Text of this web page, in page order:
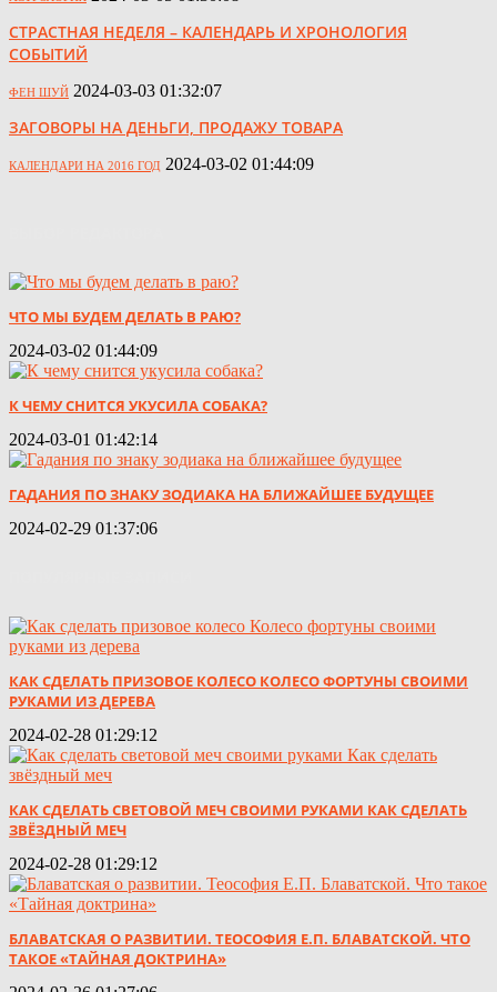
СТРАСТНАЯ НЕДЕЛЯ – КАЛЕНДАРЬ И ХРОНОЛОГИЯ
СОБЫТИЙ
ФЕН ШУЙ 2024-03-03 01:32:07
ЗАГОВОРЫ НА ДЕНЬГИ, ПРОДАЖУ ТОВАРА
КАЛЕНДАРИ НА 2016 ГОД 2024-03-02 01:44:09
ЧТО МЫ БУДЕМ ДЕЛАТЬ В РАЮ?
2024-03-02 01:44:09
К ЧЕМУ СНИТСЯ УКУСИЛА СОБАКА?
2024-03-01 01:42:14
ГАДАНИЯ ПО ЗНАКУ ЗОДИАКА НА БЛИЖАЙШЕЕ БУДУЩЕЕ
2024-02-29 01:37:06
КАК СДЕЛАТЬ ПРИЗОВОЕ КОЛЕСО КОЛЕСО ФОРТУНЫ СВОИМИ
РУКАМИ ИЗ ДЕРЕВА
2024-02-28 01:29:12
КАК СДЕЛАТЬ СВЕТОВОЙ МЕЧ СВОИМИ РУКАМИ КАК СДЕЛАТЬ
ЗВЁЗДНЫЙ МЕЧ
2024-02-28 01:29:12
БЛАВАТСКАЯ О РАЗВИТИИ. ТЕОСОФИЯ Е.П. БЛАВАТСКОЙ. ЧТО
ТАКОЕ «ТАЙНАЯ ДОКТРИНА»